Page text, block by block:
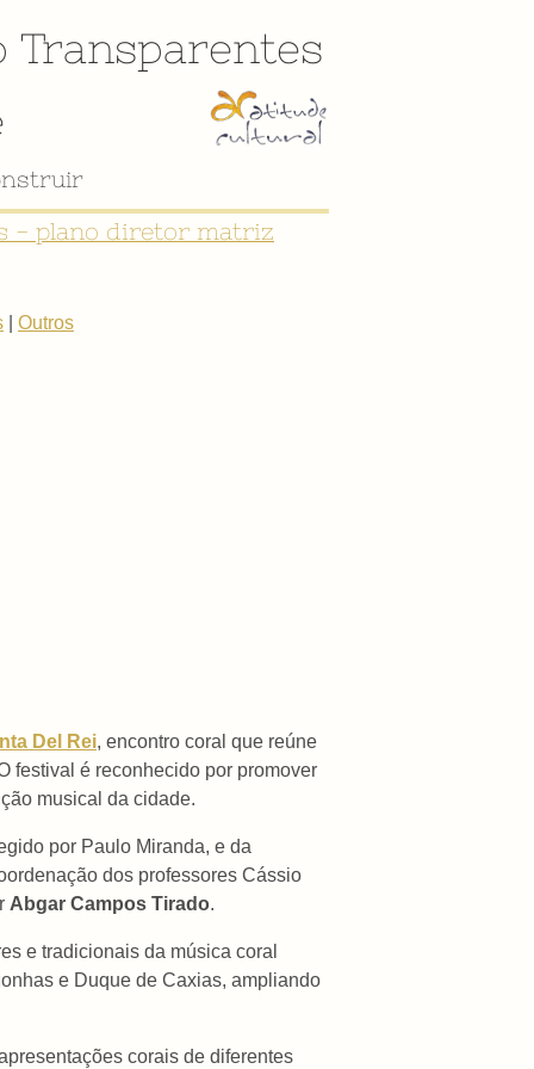
Transparentes
- plano diretor matriz
Outros
Del Rei, encontro coral que reúne
festival é reconhecido por promover
musical da cidade.
por Paulo Miranda, e da
dos professores Cássio
Abgar Campos Tirado.
e tradicionais da música coral
e Duque de Caxias, ampliando
corais de diferentes